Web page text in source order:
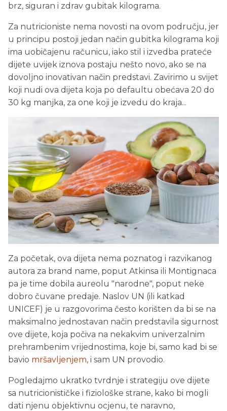
brz, siguran i zdrav gubitak kilograma.
Za nutricioniste nema novosti na ovom području, jer
u principu postoji jedan način gubitka kilograma koji
ima uobičajenu računicu, iako stil i izvedba prateće
dijete uvijek iznova postaju nešto novo, ako se na
dovoljno inovativan način predstavi. Zavirimo u svijet
koji nudi ova dijeta koja po defaultu obećava 20 do
30 kg manjka, za one koji je izvedu do kraja...
Za početak, ova dijeta nema poznatog i razvikanog
autora za brand name, poput Atkinsa ili Montignaca
pa je time dobila aureolu "narodne", poput neke
dobro čuvane predaje. Naslov UN (ili katkad
UNICEF) je u razgovorima često korišten da bi se na
maksimalno jednostavan način predstavila sigurnost
ove dijete, koja počiva na nekakvim univerzalnim
prehrambenim vrijednostima, koje bi, samo kad bi se
bavio mršavljenjem, i sam UN provodio.
Pogledajmo ukratko tvrdnje i strategiju ove dijete
sa nutricionističke i fiziološke strane, kako bi mogli
dati njenu objektivnu ocjenu, te naravno,